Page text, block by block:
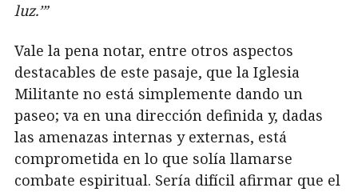
luz.’”
Vale la pena notar, entre otros aspectos
destacables de este pasaje, que la Iglesia
Militante no está simplemente dando un
paseo; va en una dirección definida y, dadas
las amenazas internas y externas, está
comprometida en lo que solía llamarse
combate espiritual. Sería difícil afirmar que el